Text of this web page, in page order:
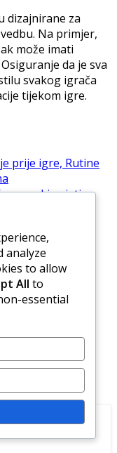
dizajnirane za
Na primjer,
može imati
da je sva
svakog igrača
tijekom igre.
prije igre, Rutine
uvjeti,
rupa
bodovanje u
Planiranje,
analyze
to allow
All to
essential